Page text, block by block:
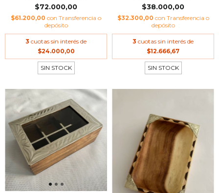
$72.000,00
$61.200,00 con Transferencia o
depósito
3 cuotas sin interés de
$24.000,00
SIN STOCK
$38.000,00
$32.300,00 con Transferencia o
depósito
3 cuotas sin interés de
$12.666,67
SIN STOCK